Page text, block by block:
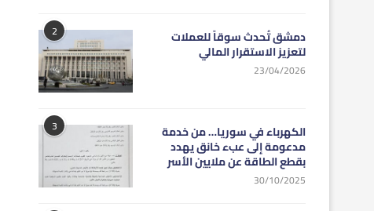
2 دمشق تُحدث سوقاً للعملات
لتعزيز الاستقرار المالي
23/04/2026
3 الكهرباء في سوريا… من خدمة
مدعومة إلى عبء خانق يهدد
بقطع الطاقة عن ملايين الأسر
30/10/2025